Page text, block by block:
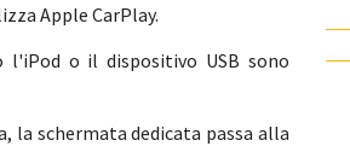
Apple CarPlay.
l'iPod o il dispositivo USB sono
la schermata dedicata passa alla